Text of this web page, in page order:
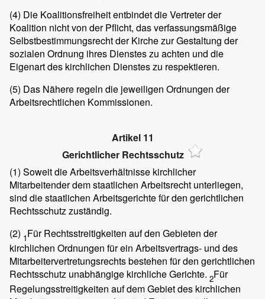
(4) Die Koalitionsfreiheit entbindet die Vertreter der
Koalition nicht von der Pflicht, das verfassungsmäßige
Selbstbestimmungsrecht der Kirche zur Gestaltung der
sozialen Ordnung ihres Dienstes zu achten und die
Eigenart des kirchlichen Dienstes zu respektieren.
(5) Das Nähere regeln die jeweiligen Ordnungen der
Arbeitsrechtlichen Kommissionen.
Artikel 11
Gerichtlicher Rechtsschutz
(1) Soweit die Arbeitsverhältnisse kirchlicher
Mitarbeitender dem staatlichen Arbeitsrecht unterliegen,
sind die staatlichen Arbeitsgerichte für den gerichtlichen
Rechtsschutz zuständig.
(2) 1Für Rechtsstreitigkeiten auf den Gebieten der
kirchlichen Ordnungen für ein Arbeitsvertrags- und des
Mitarbeitervertretungsrechts bestehen für den gerichtlichen
Rechtsschutz unabhängige kirchliche Gerichte. 2Für
Regelungsstreitigkeiten auf dem Gebiet des kirchlichen